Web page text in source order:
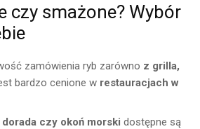
czy smażone? Wybór
zamówienia ryb zarówno z grilla,
bardzo cenione w restauracjach w
dorada czy okoń morski dostępne są